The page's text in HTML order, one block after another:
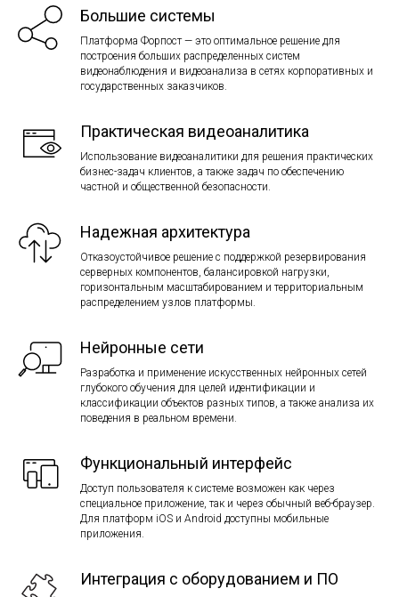
Большие системы
Платформа Форпост — это оптимальное решение для
построения больших распределенных систем
видеонаблюдения и видеоанализа в сетях корпоративных и
государственных заказчиков.
Практическая видеоаналитика
Использование видеоаналитики для решения практических
бизнес-задач клиентов, а также задач по обеспечению
частной и общественной безопасности.
Надежная архитектура
Отказоустойчивое решение с поддержкой резервирования
серверных компонентов, балансировкой нагрузки,
горизонтальным масштабированием и территориальным
распределением узлов платформы.
Нейронные сети
Разработка и применение искусственных нейронных сетей
глубокого обучения для целей идентификации и
классификации объектов разных типов, а также анализа их
поведения в реальном времени.
Функциональный интерфейс
Доступ пользователя к системе возможен как через
специальное приложение, так и через обычный веб-браузер.
Для платформ iOS и Android доступны мобильные
приложения.
Интеграция с оборудованием и ПО